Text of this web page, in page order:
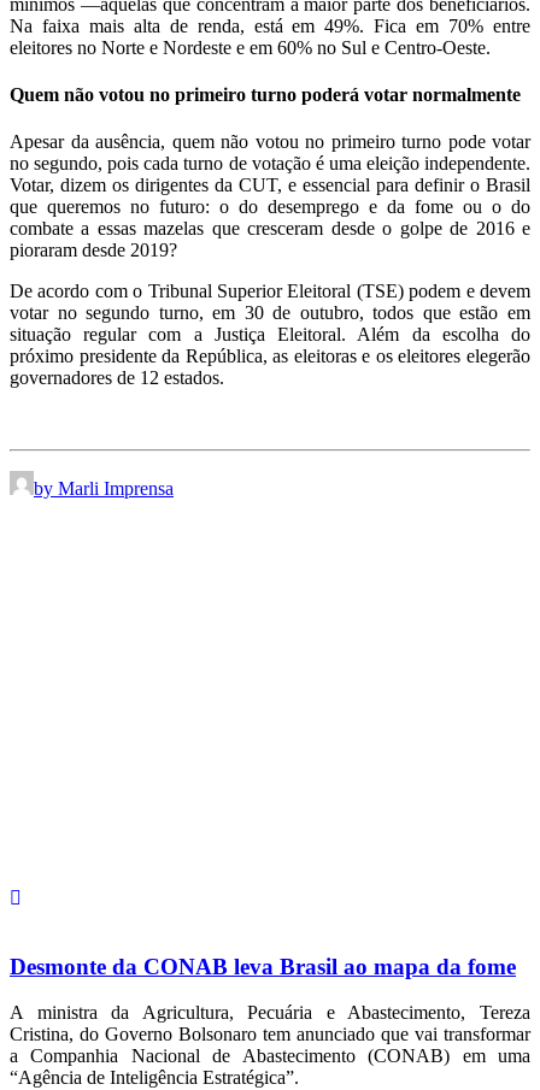
mínimos —aquelas que concentram a maior parte dos beneficiários.
Na faixa mais alta de renda, está em 49%. Fica em 70% entre
eleitores no Norte e Nordeste e em 60% no Sul e Centro-Oeste.
Quem não votou no primeiro turno poderá votar normalmente
Apesar da ausência, quem não votou no primeiro turno pode votar
no segundo, pois cada turno de votação é uma eleição independente.
Votar, dizem os dirigentes da CUT, e essencial para definir o Brasil
que queremos no futuro: o do desemprego e da fome ou o do
combate a essas mazelas que cresceram desde o golpe de 2016 e
pioraram desde 2019?
De acordo com o Tribunal Superior Eleitoral (TSE) podem e devem
votar no segundo turno, em 30 de outubro, todos que estão em
situação regular com a Justiça Eleitoral. Além da escolha do
próximo presidente da República, as eleitoras e os eleitores elegerão
governadores de 12 estados.
by Marli Imprensa
Desmonte da CONAB leva Brasil ao mapa da fome
A ministra da Agricultura, Pecuária e Abastecimento, Tereza
Cristina, do Governo Bolsonaro tem anunciado que vai transformar
a Companhia Nacional de Abastecimento (CONAB) em uma
“Agência de Inteligência Estratégica”.